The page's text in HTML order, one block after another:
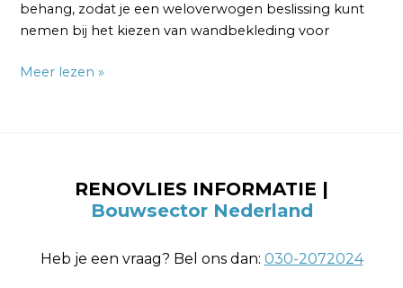
behang, zodat je een weloverwogen beslissing kunt
nemen bij het kiezen van wandbekleding voor
Meer lezen »
RENOVLIES INFORMATIE |
Bouwsector Nederland
Heb je een vraag? Bel ons dan: 030-2072024